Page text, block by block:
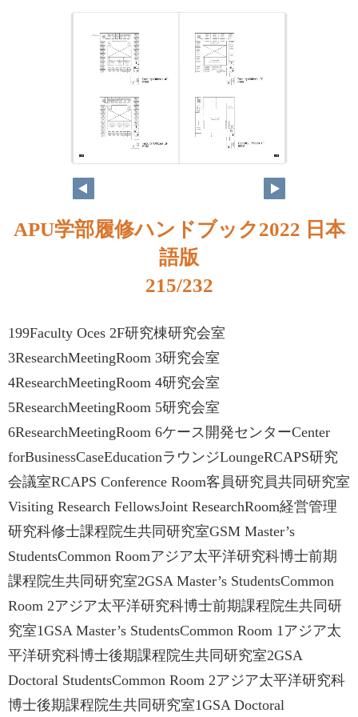
APU学部履修ハンドブック2022 日本
語版
215/232
199Faculty Oces 2F研究棟研究会室
3ResearchMeetingRoom 3研究会室
4ResearchMeetingRoom 4研究会室
5ResearchMeetingRoom 5研究会室
6ResearchMeetingRoom 6ケース開発センターCenter
forBusinessCaseEducationラウンジLoungeRCAPS研究
会議室RCAPS Conference Room客員研究員共同研究室
Visiting Research FellowsJoint ResearchRoom経営管理
研究科修士課程院生共同研究室GSM Master’s
StudentsCommon Roomアジア太平洋研究科博士前期
課程院生共同研究室2GSA Master’s StudentsCommon
Room 2アジア太平洋研究科博士前期課程院生共同研
究室1GSA Master’s StudentsCommon Room 1アジア太
平洋研究科博士後期課程院生共同研究室2GSA
Doctoral StudentsCommon Room 2アジア太平洋研究科
博士後期課程院生共同研究室1GSA Doctoral